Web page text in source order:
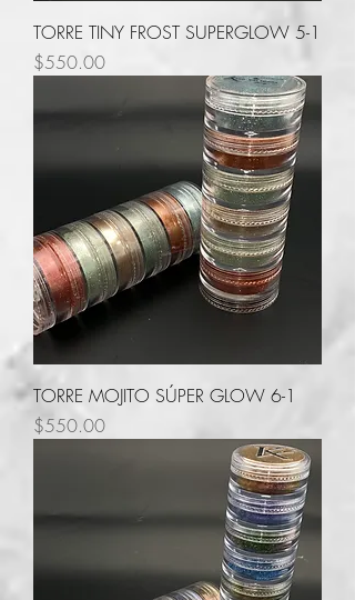
TORRE TINY FROST SUPERGLOW 5-1
Precio
$550.00
TORRE MOJITO SÚPER GLOW 6-1
Precio
$550.00